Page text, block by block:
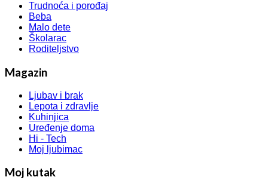
Trudnoća i porođaj
Beba
Malo dete
Školarac
Roditeljstvo
Magazin
Ljubav i brak
Lepota i zdravlje
Kuhinjica
Uređenje doma
Hi - Tech
Moj ljubimac
Moj kutak